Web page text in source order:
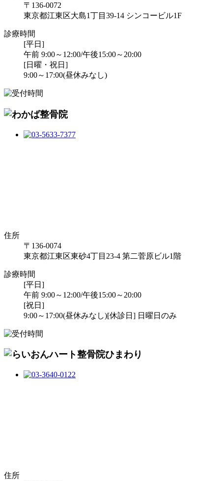
〒136-0072
東京都江東区大島1丁目39-14 シンコービル1F
診療時間
[平日]
午前 9:00～12:00/午後15:00～20:00
[日曜・祝日]
9:00～17:00(昼休みなし)
住所
〒136-0074
東京都江東区東砂4丁目23-4 第二菅原ビル1階
診療時間
[平日]
午前 9:00～12:00/午後15:00～20:00
[祝日]
9:00～17:00(昼休みなし)[休診日] 日曜日のみ
住所